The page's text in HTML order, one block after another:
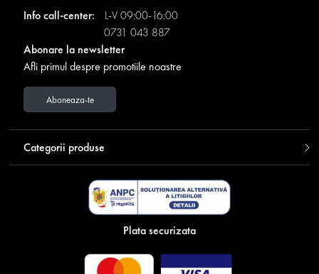
Info call-center:
L-V 09:00-16:00
0731 043 887
Abonare la newsletter
Afli primul despre promotiile noastre
Aboneaza-te
Categorii produse
Plata securizata